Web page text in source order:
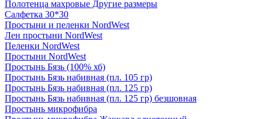
Полотенца махровые Другие размеры
Салфетка 30*30
Простыни и пеленки NordWest
Лен простыни NordWest
Пеленки NordWest
Простыни NordWest
Простынь Бязь (100% хб)
Простынь Бязь набивная (пл. 105 гр)
Простынь Бязь набивная (пл. 125 гр)
Простынь Бязь набивная (пл. 125 гр) безшовная
Простынь микрофибра